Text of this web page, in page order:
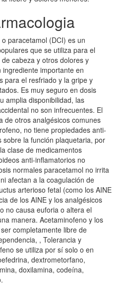
paracetamol (DCI) es un
que se utiliza para el
cabeza y otros dolores y
importante en
para el resfriado y la gripe y
Es muy seguro en dosis
amplia disponibilidad, las
no son infrecuentes. El
de otros analgésicos comunes
no tiene propiedades anti-
sobre la función plaquetaria, por
clase de medicamentos
anti-inflamatorios no
normales paracetamol no irrita
afectan a la coagulación de
arterioso fetal (como los AINE
de los AINE y los analgésicos
no causa euforia o altera el
manera. Acetaminofeno y los
completamente libre de
, Tolerancia y
se utiliza por sí solo o en
dextrometorfano,
doxilamina, codeína,